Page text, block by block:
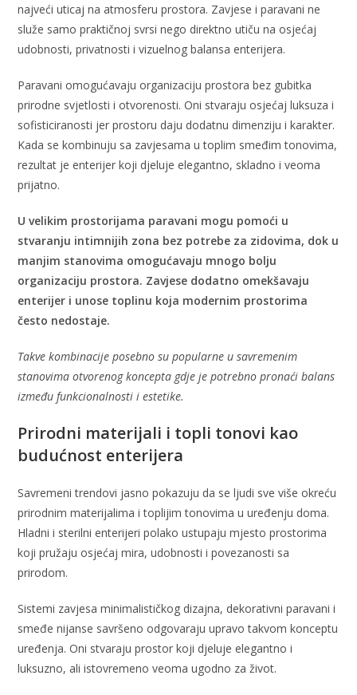
najveći uticaj na atmosferu prostora. Zavjese i paravani ne
služe samo praktičnoj svrsi nego direktno utiču na osjećaj
udobnosti, privatnosti i vizuelnog balansa enterijera.
Paravani omogućavaju organizaciju prostora bez gubitka
prirodne svjetlosti i otvorenosti. Oni stvaraju osjećaj luksuza i
sofisticiranosti jer prostoru daju dodatnu dimenziju i karakter.
Kada se kombinuju sa zavjesama u toplim smeđim tonovima,
rezultat je enterijer koji djeluje elegantno, skladno i veoma
prijatno.
U velikim prostorijama paravani mogu pomoći u
stvaranju intimnijih zona bez potrebe za zidovima, dok u
manjim stanovima omogućavaju mnogo bolju
organizaciju prostora. Zavjese dodatno omekšavaju
enterijer i unose toplinu koja modernim prostorima
često nedostaje.
Takve kombinacije posebno su popularne u savremenim
stanovima otvorenog koncepta gdje je potrebno pronaći balans
između funkcionalnosti i estetike.
Prirodni materijali i topli tonovi kao
budućnost enterijera
Savremeni trendovi jasno pokazuju da se ljudi sve više okreću
prirodnim materijalima i toplijim tonovima u uređenju doma.
Hladni i sterilni enterijeri polako ustupaju mjesto prostorima
koji pružaju osjećaj mira, udobnosti i povezanosti sa
prirodom.
Sistemi zavjesa minimalističkog dizajna, dekorativni paravani i
smeđe nijanse savršeno odgovaraju upravo takvom konceptu
uređenja. Oni stvaraju prostor koji djeluje elegantno i
luksuzno, ali istovremeno veoma ugodno za život.